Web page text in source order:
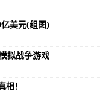
美元(组图)
拟战争游戏
！